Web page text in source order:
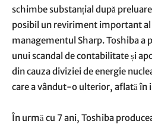
schimbe substanțial după
posibil un reviriment important
managementul Sharp. Toshiba a
unui scandal de contabilitate și
din cauza diviziei de energie
care a vândut-o ulterior, aflată în
În urmă cu 7 ani, Toshiba